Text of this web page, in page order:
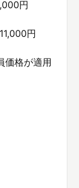
円
円
価格が適用